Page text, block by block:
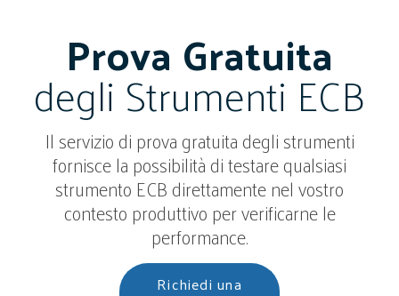
Prova Gratuita
degli Strumenti ECB
Il servizio di prova gratuita degli strumenti
fornisce la possibilità di testare qualsiasi
strumento ECB direttamente nel vostro
contesto produttivo per verificarne le
performance.
Richiedi una